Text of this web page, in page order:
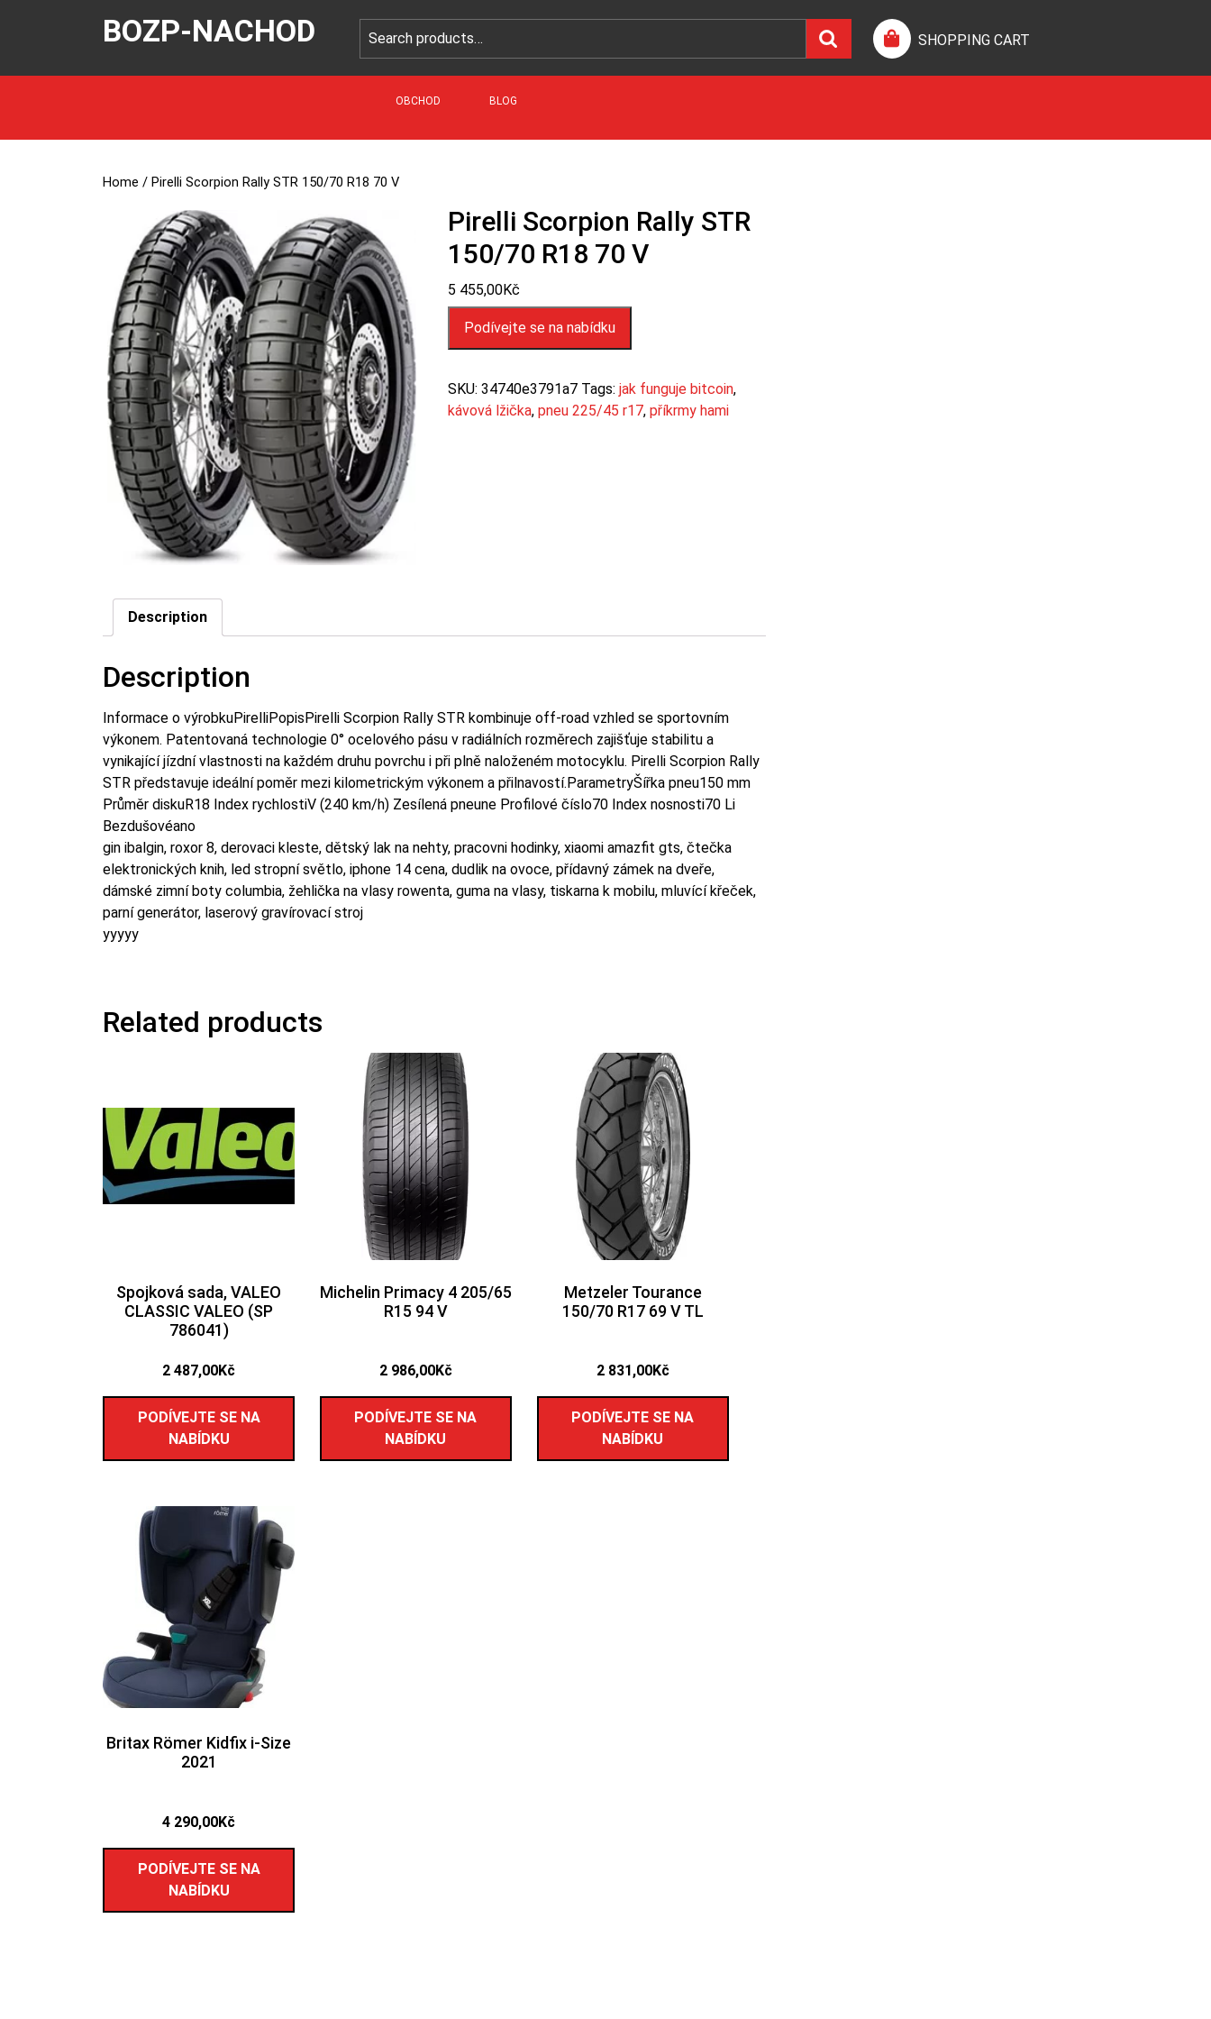
BOZP-NACHOD SHOPPING CART
OBCHOD BLOG
Home / Pirelli Scorpion Rally STR 150/70 R18 70 V
Pirelli Scorpion Rally STR
150/70 R18 70 V
5 455,00Kč
Podívejte se na nabídku
SKU: 34740e3791a7 Tags: jak funguje bitcoin,
kávová lžička, pneu 225/45 r17, příkrmy hami
Description
Description
Informace o výrobkuPirelliPopisPirelli Scorpion Rally STR kombinuje off-road vzhled se sportovním
výkonem. Patentovaná technologie 0° ocelového pásu v radiálních rozměrech zajišťuje stabilitu a
vynikající jízdní vlastnosti na každém druhu povrchu i při plně naloženém motocyklu. Pirelli Scorpion Rally
STR představuje ideální poměr mezi kilometrickým výkonem a přilnavostí.ParametryŠířka pneu150 mm
Průměr diskuR18 Index rychlostiV (240 km/h) Zesílená pneune Profilové číslo70 Index nosnosti70 Li
Bezdušovéano
gin ibalgin, roxor 8, derovaci kleste, dětský lak na nehty, pracovni hodinky, xiaomi amazfit gts, čtečka
elektronických knih, led stropní světlo, iphone 14 cena, dudlik na ovoce, přídavný zámek na dveře,
dámské zimní boty columbia, žehlička na vlasy rowenta, guma na vlasy, tiskarna k mobilu, mluvící křeček,
parní generátor, laserový gravírovací stroj
yyyyy
Related products
Spojková sada, VALEO
CLASSIC VALEO (SP
786041)
2 487,00Kč
PODÍVEJTE SE NA
NABÍDKU
Michelin Primacy 4 205/65
R15 94 V
2 986,00Kč
PODÍVEJTE SE NA
NABÍDKU
Metzeler Tourance
150/70 R17 69 V TL
2 831,00Kč
PODÍVEJTE SE NA
NABÍDKU
Britax Römer Kidfix i-Size
2021
4 290,00Kč
PODÍVEJTE SE NA
NABÍDKU